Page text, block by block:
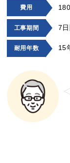
費用
工事期間 7日
耐用年数 15